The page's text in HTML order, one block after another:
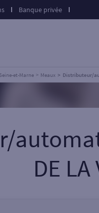
Banque privée
Seine-et-Marne Meaux Distributeur/
DE LA